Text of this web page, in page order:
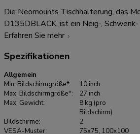
Die Neomounts Tischhalterung, das
D135DBLACK, ist ein Neig-, Schwenk-
Tischhalterung für zwei
Platzierung auf Schreibtischen mit
Tischplattenbohrung. Neomounts
und schwenkbare (180°) Technologie
Halterung auf jedem
den vollen Umfang der Möglichkeiten
zu profitieren. Die Halterung ist
von 0 bis 41,5 Zentimetern und Tiefen
Erfahren Sie mehr
Spezifikationen
Allgemein
Min. Bildschirmgröße*:
10 inch
Max. Bildschirmgröße*:
27 inch
Max. Gewicht:
8 kg (pro
Bildschirm)
Bildschirme:
2
VESA-Muster:
75x75, 100x100